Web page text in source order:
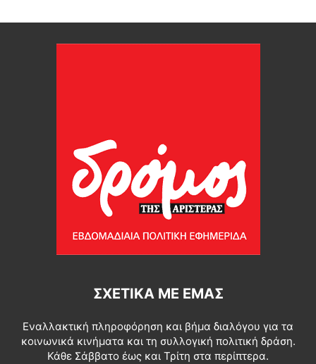
ΣΧΕΤΙΚΆ ΜΕ ΕΜΆΣ
Εναλλακτική πληροφόρηση και βήμα διαλόγου για τα
κοινωνικά κινήματα και τη συλλογική πολιτική δράση.
Κάθε Σάββατο έως και Τρίτη στα περίπτερα.